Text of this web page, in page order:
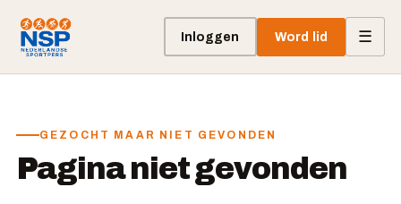
Inloggen Word lid ☰
GEZOCHT MAAR NIET GEVONDEN
Pagina niet gevonden